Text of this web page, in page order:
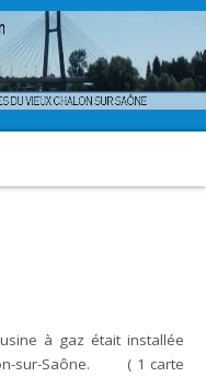
à gaz était installée
sur-Saône. ( 1 carte